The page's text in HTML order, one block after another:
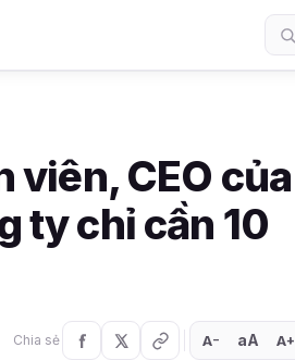
viên, CEO của
ty chỉ cần 10
Chia sẻ A− aA A+